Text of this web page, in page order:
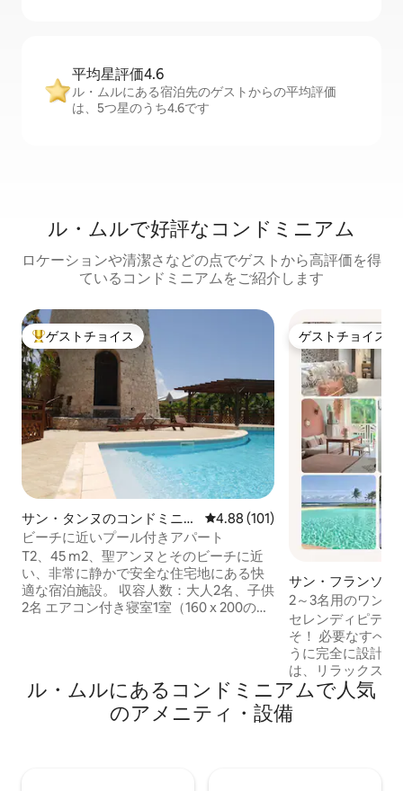
平均星評価4.6
ル・ムルにある宿泊先のゲストからの平均評価
は、5つ星のうち4.6です
ル・ムルで好評なコンドミニアム
ロケーションや清潔さなどの点でゲストから高評価を得
ているコンドミニアムをご紹介します
大好評のゲストチョイスです。
ゲストチョイス
サン・タンヌのコンドミニア
ム
レビュー101件、5つ星中4.88つ
4.88 (101)
ビーチに近いプール付きアパート
T2、45 m2、聖アンヌとそのビーチに近
い、非常に静かで安全な住宅地にある快
適な宿泊施設。 収容人数：大人2名、子供
2名 エアコン付き寝室1室（160 x 200のベ
いテラス、小さな庭 風車の周りにプール
ボワ・ジョランビーチまで500メートル
カイトサーフィンスポットまで500m サ
ゲストチョイス
ゲストチョイス
サン・フランソワ
ニアム
2～3名用のワン
チ、初日の朝食付
セレンディピティ
そ！ 必要なすべ
うに完全に設計
は、リラックスす
ビーチサイドのレ
で、お好きな日に
せていただければ幸いで
ル・ムルにあるコンドミニアムで人気
のアメニティ・設備